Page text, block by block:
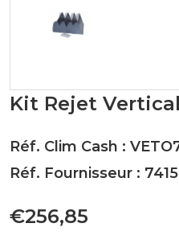
Kit Rejet
Réf. Clim Cash :
Réf. Fournisseur :
€256,85